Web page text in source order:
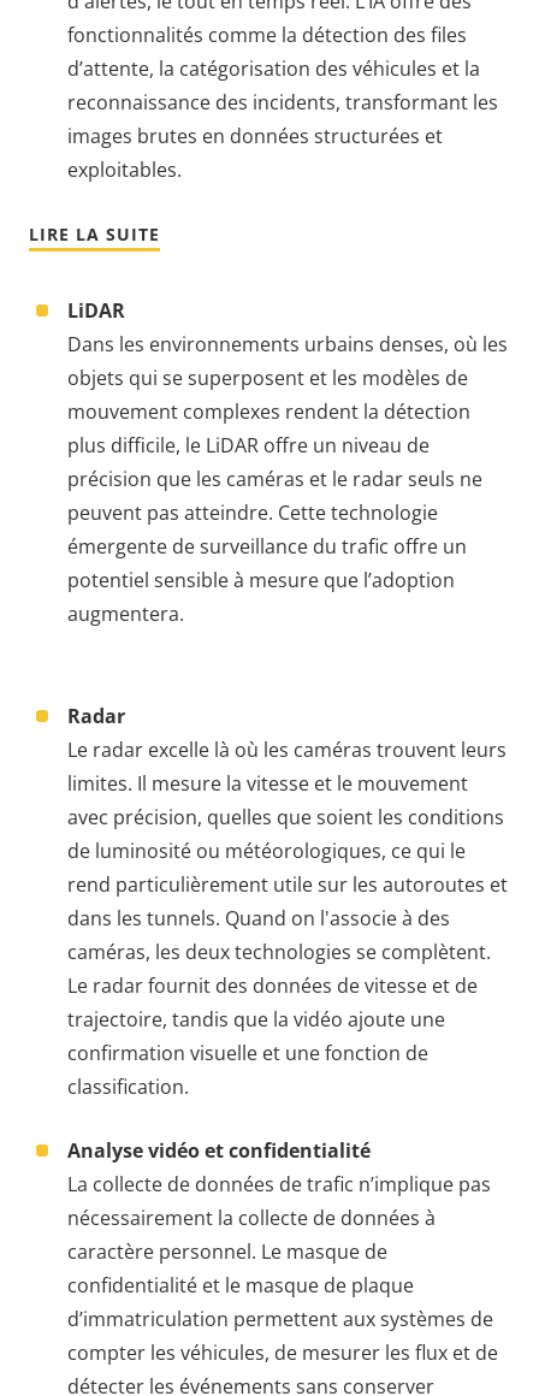
fonctionnalités comme la détection des files
d’attente, la catégorisation des véhicules et la
reconnaissance des incidents, transformant les
images brutes en données structurées et
exploitables.
LIRE LA SUITE
LiDAR
Dans les environnements urbains denses, où les
objets qui se superposent et les modèles de
mouvement complexes rendent la détection
plus difficile, le LiDAR offre un niveau de
précision que les caméras et le radar seuls ne
peuvent pas atteindre. Cette technologie
émergente de surveillance du trafic offre un
potentiel sensible à mesure que l’adoption
augmentera.
Radar
Le radar excelle là où les caméras trouvent leurs
limites. Il mesure la vitesse et le mouvement
avec précision, quelles que soient les conditions
de luminosité ou météorologiques, ce qui le
rend particulièrement utile sur les autoroutes et
dans les tunnels. Quand on l'associe à des
caméras, les deux technologies se complètent.
Le radar fournit des données de vitesse et de
trajectoire, tandis que la vidéo ajoute une
confirmation visuelle et une fonction de
classification.
Analyse vidéo et confidentialité
La collecte de données de trafic n’implique pas
nécessairement la collecte de données à
caractère personnel. Le masque de
confidentialité et le masque de plaque
d’immatriculation permettent aux systèmes de
compter les véhicules, de mesurer les flux et de
détecter les événements sans conserver